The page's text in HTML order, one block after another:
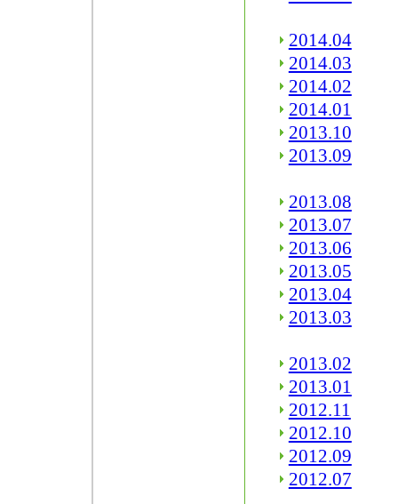
2014.04
2014.03
2014.02
2014.01
2013.10
2013.09
2013.08
2013.07
2013.06
2013.05
2013.04
2013.03
2013.02
2013.01
2012.11
2012.10
2012.09
2012.07